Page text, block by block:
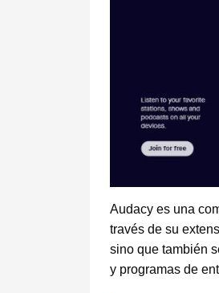
Audacy es una
través de su
sino que también
y programas de